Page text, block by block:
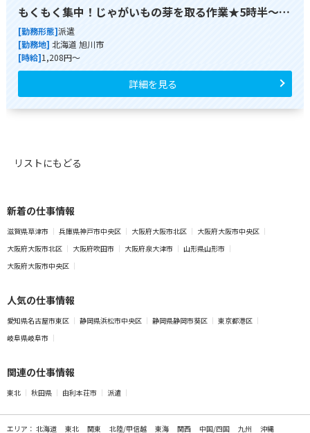
もくもく集中！じゃがいもの芽を取る作業★5時半～…
[勤務形態]派遣
[勤務地] 北海道 旭川市
[時給]1,208円～
詳細を見る
リストにもどる
新着の仕事情報
滋賀県草津市 兵庫県神戸市中央区 大阪府大阪市北区
大阪府大阪市中央区
大阪府大阪市北区
大阪府吹田市 大阪府泉大津市
山形県山形市
大阪府大阪市中央区
人気の仕事情報
愛知県名古屋市東区 静岡県浜松市中央区 静岡県静岡市葵区
東京都港区
岐阜県岐阜市
関連の仕事情報
東北 秋田県 由利本荘市 派遣
エリア： 北海道 東北 関東 北陸/甲信越 東海 関西 中国/四国 九州 沖縄